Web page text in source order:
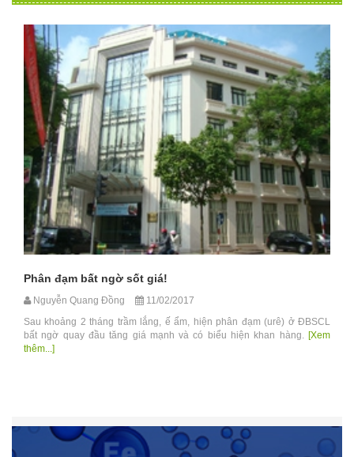
Phân đạm bất ngờ sốt giá!
Nguyễn Quang Đồng
11/02/2017
Sau khoảng 2 tháng trầm lắng, ế ẩm, hiện phân đạm (urê) ở ĐBSCL
bất ngờ quay đầu tăng giá mạnh và có biểu hiện khan hàng.[Xem
thêm...]